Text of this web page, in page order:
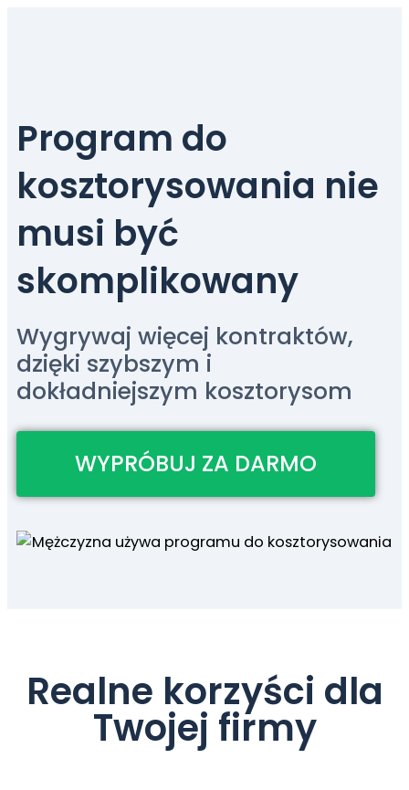
Program do
kosztorysowania nie
musi być
skomplikowany
Wygrywaj więcej kontraktów,
dzięki szybszym i
dokładniejszym kosztorysom
WYPRÓBUJ ZA DARMO
Realne korzyści dla
Twojej firmy